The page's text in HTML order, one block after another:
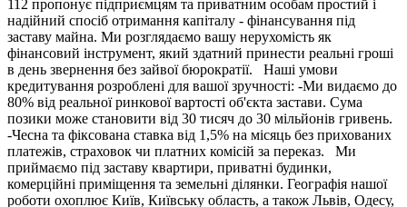
112 пропонує підприємцям та приватним особам простий і
надійний спосіб отримання капіталу - фінансування під
заставу майна. Ми розглядаємо вашу нерухомість як
фінансовий інструмент, який здатний принести реальні гроші
в день звернення без зайвої бюрократії. Наші умови
кредитування розроблені для вашої зручності: -Ми видаємо до
80% від реальної ринкової вартості об'єкта застави. Сума
позики може становити від 30 тисяч до 30 мільйонів гривень.
-Чесна та фіксована ставка від 1,5% на місяць без прихованих
платежів, страховок чи платних комісій за переказ. Ми
приймаємо під заставу квартири, приватні будинки,
комерційні приміщення та земельні ділянки. Географія нашої
роботи охоплює Київ, Київську область, а також Львів, Одесу,